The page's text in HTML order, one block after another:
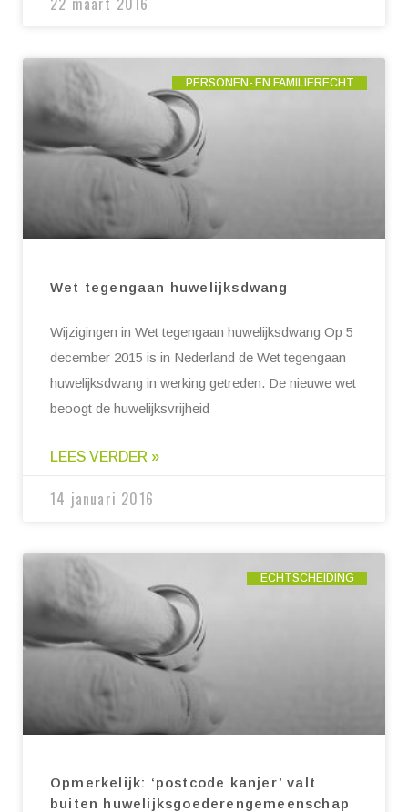
PERSONEN- EN FAMILIERECHT
Wet tegengaan huwelijksdwang
Wijzigingen in Wet tegengaan huwelijksdwang Op 5
december 2015 is in Nederland de Wet tegengaan
huwelijksdwang in werking getreden. De nieuwe wet
beoogt de huwelijksvrijheid
LEES VERDER »
14 januari 2016
ECHTSCHEIDING
Opmerkelijk: ‘postcode kanjer’ valt
buiten huwelijksgoederengemeenschap